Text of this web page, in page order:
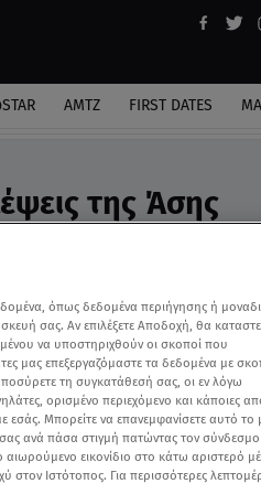
ΑΜΤΖ FIRST DATES
της Άσης
Breakfast@Star
όπως δεδομένα περιήγησης ή
σας. Αν επιλέξετε Αποδοχή, θα
να υποστηριχθούν οι σκοποί που
μας επεξεργαζόμαστε τα δεδομένα με
τη συγκατάθεσή σας, οι εν λόγω
ορισμένο περιεχόμενο και κάποιες
εσάς. Μπορείτε να επανεμφανίσετε αυτό το
σας ανά πάσα στιγμή πατώντας τον σύνδεσμο
εικονίδιο στο κάτω αριστερό
στον Ιστότοπος. Για περισσότερες